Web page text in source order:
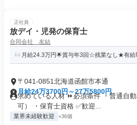
正社員
放デイ・児発の保育士
合同会社 友結
月給24.3万円🌟賞与年3回☆残業なし★有給
〒041-0851北海道函館市本通
月給24万3700円～27万5800円
求めている人材 ⏩必須条件 ・普通自
可） ・保育士資格 ✅歓迎...
業界未経験歓迎 +36個